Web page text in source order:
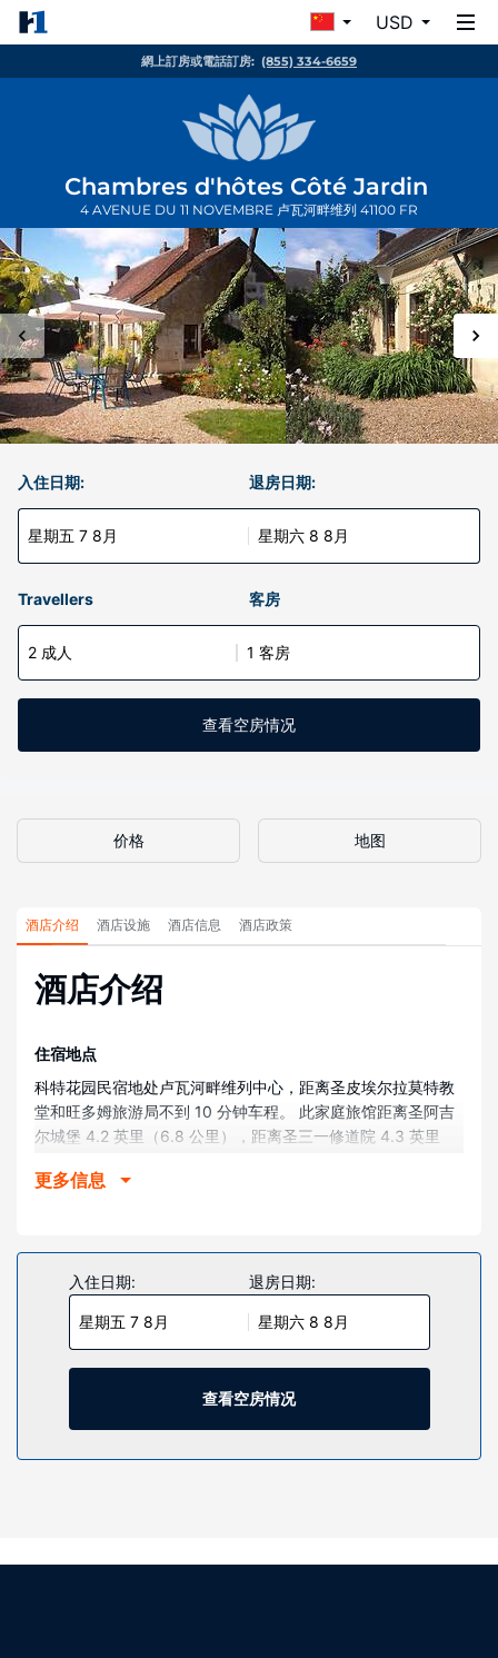
USD
網上訂房或電話訂房: (855) 334-6659
Chambres d'hôtes Côté Jardin
4 AVENUE DU 11 NOVEMBRE 卢瓦河畔维列 41100 FR
入住日期:
星期五 7 8月
退房日期:
星期六 8 8月
Travellers 客房
2 成人 1 客房
查看空房情况
价格 地图
酒店介绍 酒店设施 酒店信息 酒店政策
酒店介绍
住宿地点
科特花园民宿地处卢瓦河畔维列中心，距离圣皮埃尔拉莫特教
堂和旺多姆旅游局不到 10 分钟车程。 此家庭旅馆距离圣阿吉
尔城堡 4.2 英里（6.8 公里），距离圣三一修道院 4.3 英里
客房
浴室提供免费洗浴用品和吹风机。便利设施包括茶具/咖啡用具
和熨斗/熨衣板；而且按要求提供提供客房服务。
您可到露台和花园欣赏美景，还可利用免费 WiFi等服务和设
每日 07:30 至 09:30 提供免费的全套早餐。
更多信息
入住日期:
星期五 7 8月
退房日期:
星期六 8 8月
查看空房情况